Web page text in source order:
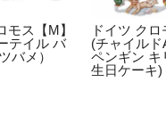
モス【M】
テイル バ
バメ）
ドイツ ク
(チャイルド
ペンギン キ
生日ケーキ)